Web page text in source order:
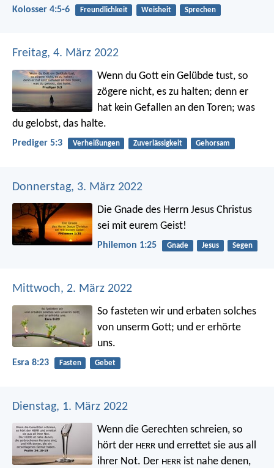
Kolosser 4:5-6 Freundlichkeit Weisheit Sprechen
Freitag, 4. März 2022
Wenn du Gott ein Gelübde tust, so
zögere nicht, es zu halten; denn er
hat kein Gefallen an den Toren; was
du gelobst, das halte.
Prediger 5:3 Verheißungen Zuverlässigkeit Gehorsam
Donnerstag, 3. März 2022
Die Gnade des Herrn Jesus Christus
sei mit eurem Geist!
Philemon 1:25 Gnade Jesus Segen
Mittwoch, 2. März 2022
So fasteten wir und erbaten solches
von unserm Gott; und er erhörte
uns.
Esra 8:23 Fasten Gebet
Dienstag, 1. März 2022
Wenn die Gerechten schreien, so
hört der HERR und errettet sie aus all
ihrer Not. Der HERR ist nahe denen,